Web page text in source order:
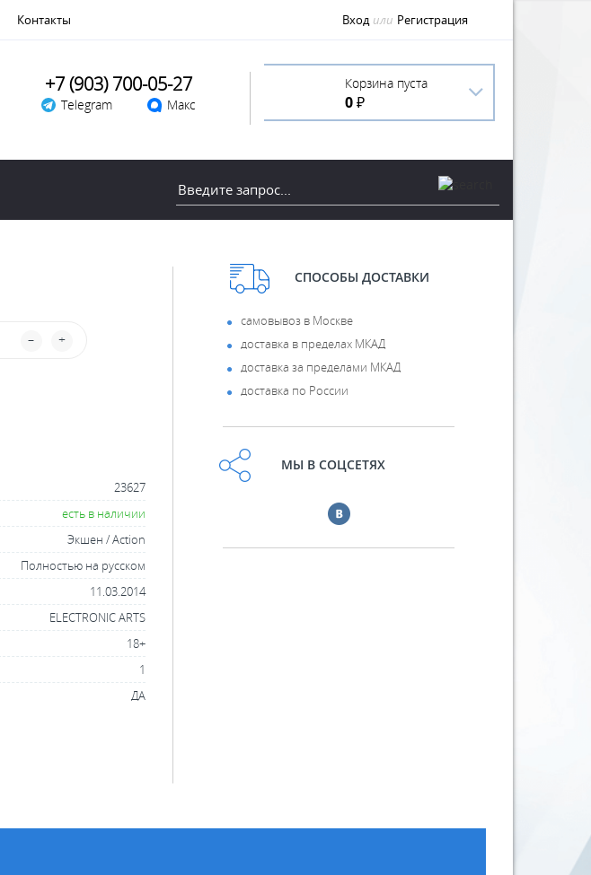
Контакты Вход или Регистрация
+7 (903) 700-05-27
Telegram Макс
Корзина пуста
0 ₽
+
–
23627
есть в наличии
Экшен / Action
Полностью на русском
11.03.2014
ELECTRONIC ARTS
18+
1
ДА
СПОСОБЫ ДОСТАВКИ
самовывоз в Москве
доставка в пределах МКАД
доставка за пределами МКАД
доставка по России
МЫ В СОЦСЕТЯХ